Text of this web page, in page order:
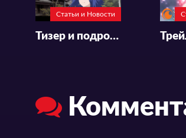
Статьи и Новости
Тизер и подробности аниме «Zatsu Tabi: That's Journey»